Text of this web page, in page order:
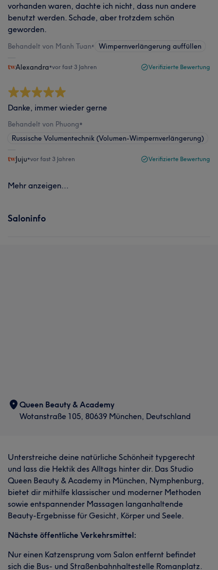
vorhanden waren, dachte ich nicht, dass nun andere
benutzt werden. Schade, aber trotzdem schön
geworden.
Behandelt von Manh Tuan• Wimpernverlängerung auffüllen
Alexandra•vor fast 3 Jahren Verifizierte Bewertung
Danke, immer wieder gerne
Behandelt von Phuong•
Russische Volumentechnik (Volumen-Wimpernverlängerung)
Juju•vor fast 3 Jahren Verifizierte Bewertung
Mehr anzeigen...
Saloninfo
Queen Beauty & Academy
Wotanstraße 105, 80639 München, Deutschland
Unterstreiche deine natürliche Schönheit typgerecht
und lass die Hektik des Alltags hinter dir. Das Studio
Queen Beauty & Academy in München, Nymphenburg,
bietet dir mithilfe klassischer und moderner Methoden
sowie entspannender Massagen langanhaltende
Beauty-Ergebnisse für Gesicht, Körper und Seele.
Nächste öffentliche Verkehrsmittel:
Nur einen Katzensprung vom Salon entfernt befindet
sich die Bus- und Straßenbahnhaltestelle Romanplatz.